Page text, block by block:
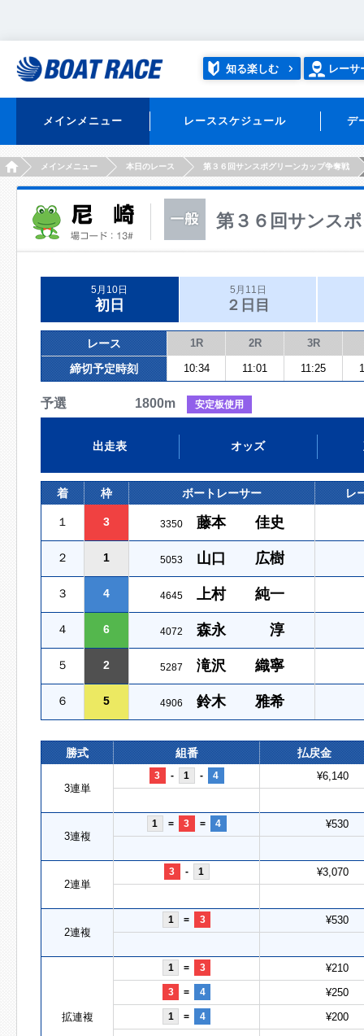
知る楽しむ レーサ
メインメニュー レーススケジュール デ
HOMEメインメニュー 本日のレース 第３６回サンスポグリーンカップ争奪戦
第３６回サンス
5月10日
初日
5月11日
２日目
レース 1R 2R 3R
締切予定時刻 10:34 11:01 11:25
予選 1800m 安定板使用
出走表 オッズ
着 枠 ボートレーサー レ
１ 3 3350 藤本 佳史
２ 1 5053 山口 広樹
３ 4 4645 上村 純一
４ 6 4072 森永 淳
５ 2 5287 滝沢 織寧
６ 5 4906 鈴木 雅希
勝式 組番 払戻金
3連単
3 - 1 - 4 ¥6,140
3連複
1 = 3 = 4 ¥530
2連単
3 - 1 ¥3,070
2連複
1 = 3 ¥530
拡連複
1 = 3 ¥210
3 = 4 ¥250
1 = 4 ¥200